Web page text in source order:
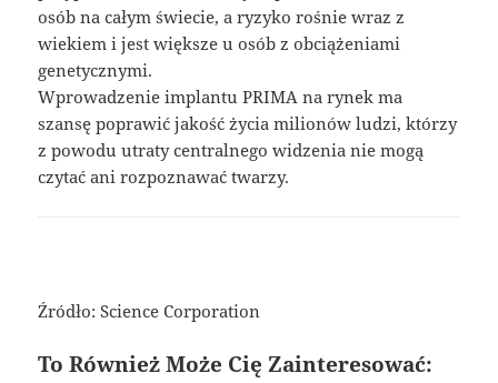
osób na całym świecie, a ryzyko rośnie wraz z
wiekiem i jest większe u osób z obciążeniami
genetycznymi.
Wprowadzenie implantu PRIMA na rynek ma
szansę poprawić jakość życia milionów ludzi, którzy
z powodu utraty centralnego widzenia nie mogą
czytać ani rozpoznawać twarzy.
Źródło: Science Corporation
To Również Może Cię Zainteresować: